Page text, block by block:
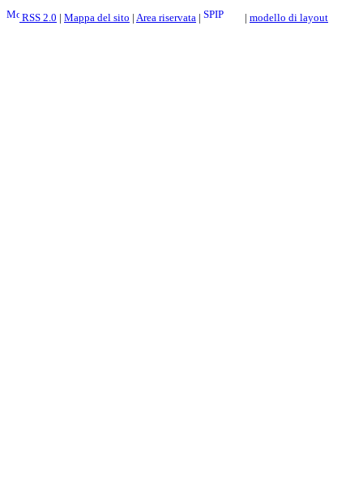
RSS 2.0 | Mappa del sito | Area riservata | | modello di layout